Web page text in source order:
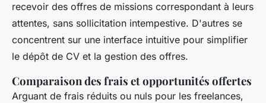
recevoir des offres de missions correspondant à leurs
attentes, sans sollicitation intempestive. D'autres se
concentrent sur une interface intuitive pour simplifier
le dépôt de CV et la gestion des offres.
Comparaison des frais et opportunités offertes
Arguant de frais réduits ou nuls pour les freelances,